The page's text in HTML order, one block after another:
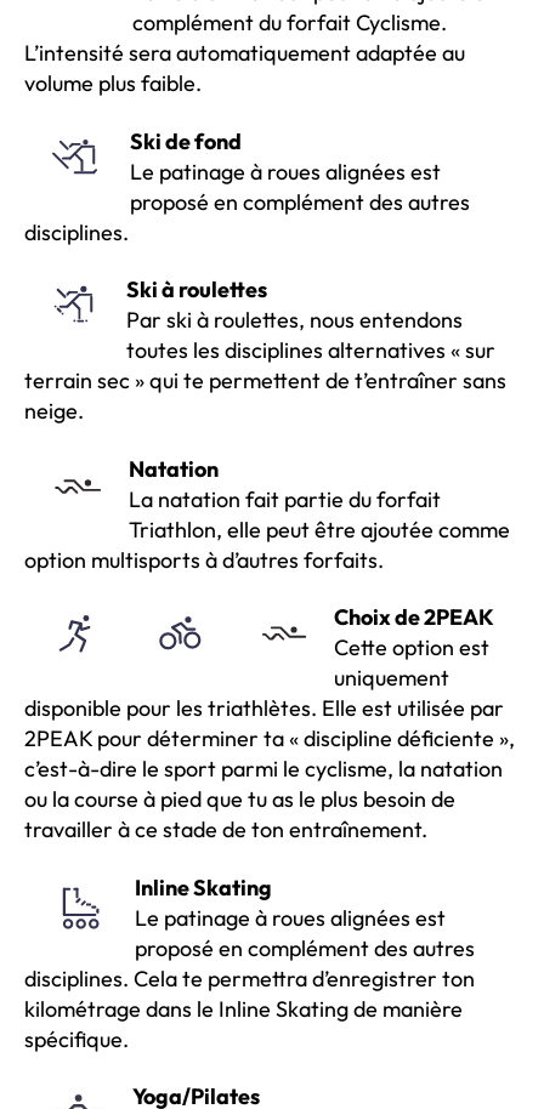
complément du forfait Cyclisme.
L’intensité sera automatiquement adaptée au
volume plus faible.
Ski de fond
Le patinage à roues alignées est
proposé en complément des autres
disciplines.
Ski à roulettes
Par ski à roulettes, nous entendons
toutes les disciplines alternatives « sur
terrain sec » qui te permettent de t’entraîner sans
neige.
Natation
La natation fait partie du forfait
Triathlon, elle peut être ajoutée comme
option multisports à d’autres forfaits.
Choix de 2PEAK
Cette option est
uniquement
disponible pour les triathlètes. Elle est utilisée par
2PEAK pour déterminer ta « discipline déficiente »,
c’est-à-dire le sport parmi le cyclisme, la natation
ou la course à pied que tu as le plus besoin de
travailler à ce stade de ton entraînement.
Inline Skating
Le patinage à roues alignées est
proposé en complément des autres
disciplines. Cela te permettra d’enregistrer ton
kilométrage dans le Inline Skating de manière
spécifique.
Yoga/Pilates